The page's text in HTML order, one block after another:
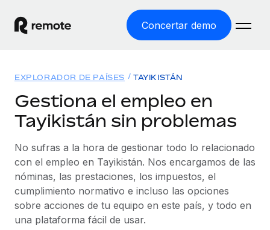
Concertar demo
EMPLEO GLOBAL
Nómina global
Gestiona las nóminas de forma sencilla y conforme a la
legalidad.
Employer of Record
Expándete en todo el mundo sin gastar en entidades.
Soluciones
COBERTURA MUNDIAL
Explorador de países
Consulta el soporte del empleo global según el país.
Explorador estatal de EE. UU.
Simplifica la contratación en todos los estados de EE.
Recursos
HERRAMIENTAS Y CALCULADORAS
Calculadora del riesgo de clasificación errónea
Consulta el riesgo de clasificación errónea por país.
Precios
EXPLORADOR DE PAÍSES TAYIKISTÁN
Gestiona el empleo en
Tayikistán sin problemas
No sufras a la hora de gestionar todo lo relacionado
con el empleo en Tayikistán. Nos encargamos de las
nóminas, las prestaciones, los impuestos, el
cumplimiento normativo e incluso las opciones
sobre acciones de tu equipo en este país, y todo en
una plataforma fácil de usar.